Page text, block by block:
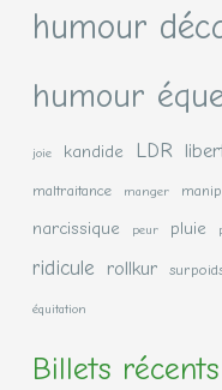
humour
humour
joie kandide LDR
maltraitance manger
narcissique
peur pluie
ridicule rollkur
équitation
Billets récents